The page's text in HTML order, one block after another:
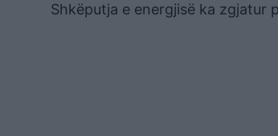
Shkëputja e energjisë ka zgjatur